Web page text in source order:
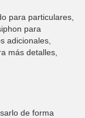
para particulares,
para
adicionales,
más detalles,
de forma